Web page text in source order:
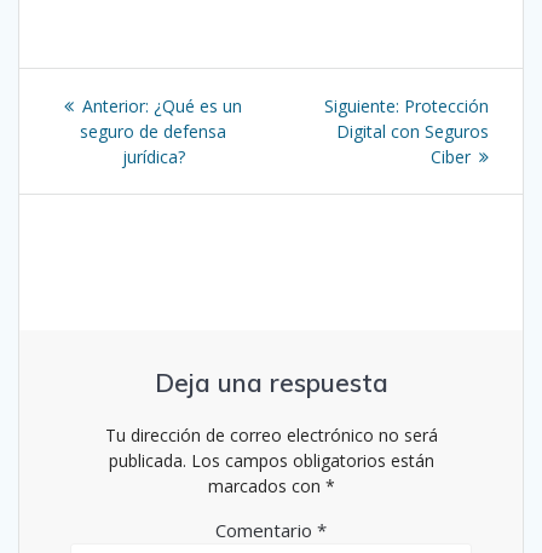
e
dI
n
b
o
o
k
s
A
l p
ar
ti
Navegación
entradas
Anterior: Entrada
anterior:
¿Qué es un
seguro de defensa
jurídica?
Siguiente: Siguiente
entrada:
Protección
Digital con Seguros
Ciber
Deja una respuesta
Tu dirección de correo electrónico no será
publicada. Los campos obligatorios están
marcados con *
Comentario *